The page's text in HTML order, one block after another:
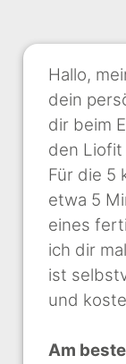
Hallo,
dein
dir beim
den
Für die 5
etwa 5
eines
ich dir
ist
und
Am